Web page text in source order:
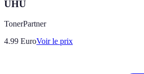
UHU
TonerPartner
4.99 EuroVoir le prix